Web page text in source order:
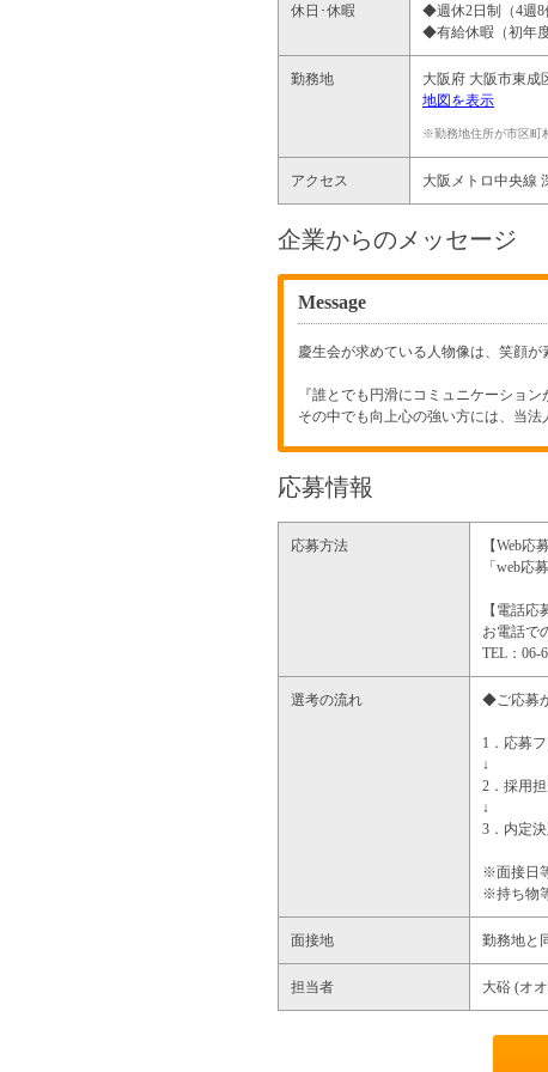
休日･休暇
◆週休2日制（4週8
◆有給休暇（初年
勤務地 大阪府 大阪市東成
地図を表示
※勤務地住所が市区町
アクセス 大阪メトロ中央線
企業からのメッセージ
Message
慶生会が求めている人物像は、笑顔が
『誰とでも円滑にコミュニケーショ
その中でも向上心の強い方には、当法
応募情報
応募方法
【Web応募
「web応
【電話応
お電話で
TEL：06-
選考の流れ ◆ご応募
1．応募
↓
2．採用
↓
3．内定
※面接日
※持ち物
面接地 勤務地と
担当者 大硲 (オ